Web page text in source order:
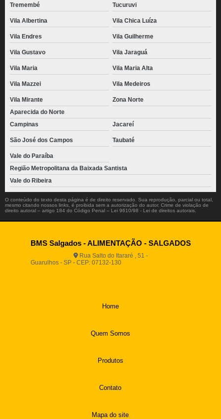
Tremembé Tucuruvi
Vila Albertina Vila Chica Luíza
Vila Endres Vila Guilherme
Vila Gustavo Vila Jaraguá
Vila Maria Vila Maria Alta
Vila Mazzei Vila Medeiros
Vila Mirante
Zona Norte
Aparecida do Norte
Campinas
Jacareí
São José dos Campos Taubaté
Vale do Paraíba
Região Metropolitana da Baixada Santista
Vale do Ribeira
O conteúdo do texto desta página é de direito reservado. Sua reprodução, parcial ou total,
mesmo citando nossos links, é proibida sem a autorização do autor. Crime de violação de
direito autoral – artigo 184 do Código Penal – Lei 9610/98 - Lei de direitos autorais
BMS Salgados - ALIMENTAÇÃO - SALGADOS
Rua Salto do Itararé , 51 -
Guarulhos - SP - CEP: 07132-130
Home
Quem Somos
Produtos
Contato
Mapa do site